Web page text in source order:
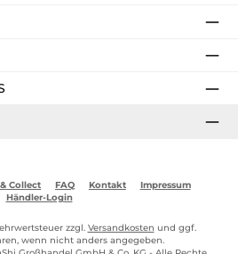
Collect FAQ Kontakt
Impressum
Händler-Login
zzgl. Versandkosten und ggf.
wenn nicht anders angegeben.